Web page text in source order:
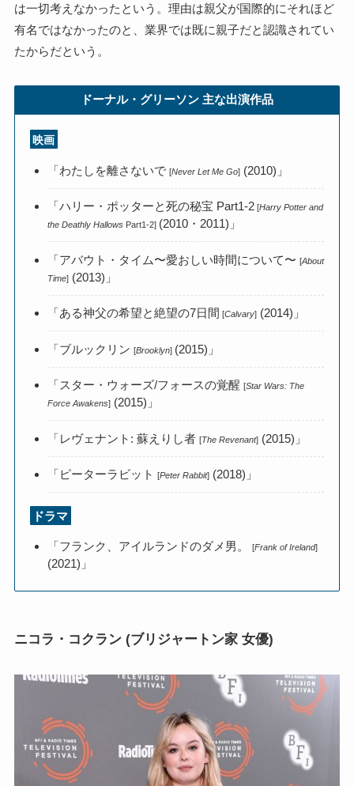
は一切考えなかったという。理由は親父が国際的にそれほど
有名ではなかったのと、業界では既に親子だと認識されてい
たからだという。
ドーナル・グリーソン 主な出演作品
映画
「わたしを離さないで[Never Let Me Go] (2010)」
「ハリー・ポッターと死の秘宝 Part1-2 [Harry Potter and
the Deathly Hallows Part1-2] (2010・2011)」
「アバウト・タイム〜愛おしい時間について〜[About
Time] (2013)」
「ある神父の希望と絶望の7日間 [Calvary] (2014)」
「ブルックリン[Brooklyn] (2015)」
「スター・ウォーズ/フォースの覚醒[Star Wars: The
Force Awakens] (2015)」
「レヴェナント: 蘇えりし者[The Revenant] (2015)」
「ピーターラビット[Peter Rabbit] (2018)」
ドラマ
「フランク、アイルランドのダメ男。[Frank of Ireland]
(2021)」
ニコラ・コクラン (ブリジャートン家 女優)